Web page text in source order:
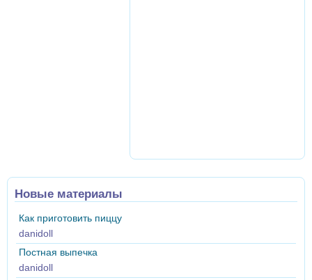
Новые материалы
Как приготовить пиццу
danidoll
Постная выпечка
danidoll